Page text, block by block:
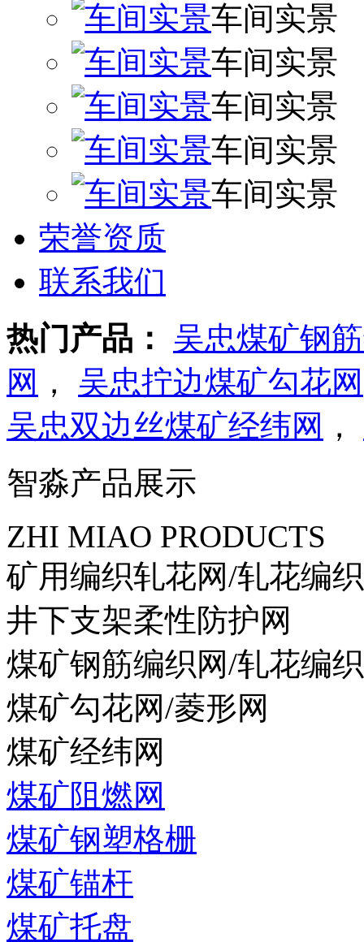
车间实景
车间实景
车间实景
车间实景
车间实景
荣誉资质
联系我们
热门产品：
吴忠煤矿钢
网 ， 吴忠拧边煤矿勾花网
吴忠双边丝煤矿经纬网 ，
智淼产品展示
ZHI MIAO PRODUCTS
矿用编织轧花网/轧花编
井下支架柔性防护网
煤矿钢筋编织网/轧花编
煤矿勾花网/菱形网
煤矿经纬网
煤矿阻燃网
煤矿钢塑格栅
煤矿锚杆
煤矿托盘